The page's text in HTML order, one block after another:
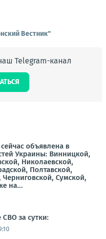
Вестник"
Telegram-канал
объявлена в
Украины: Винницкой,
Николаевской,
Полтавской,
Сумской,
на...
за сутки: